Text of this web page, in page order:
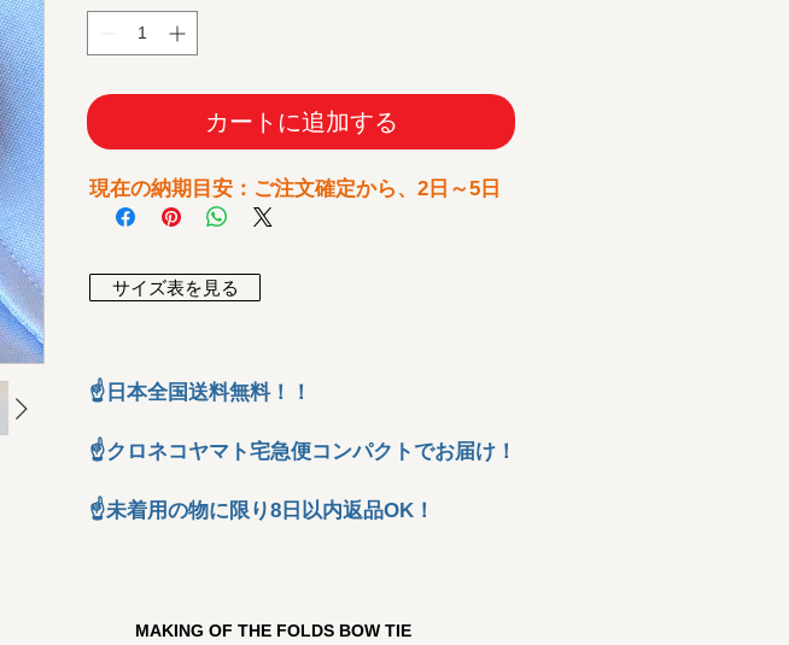
MAKING OF THE FOLDS BOW TIE
☝日本全国送料無料！！
☝クロネコヤマト宅急便コンパクトでお届け！
☝未着用の物に限り8日以内返品OK！
​現在の納期目安：ご注文確定から、2 日～5日
カートに追加する
サイズ表を見る